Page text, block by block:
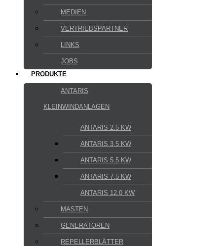
MEDIEN
VERTRIEBSPARTNER
LINKS
JOBS
PRODUKTE
ANTARIS
KLEINWINDANLAGEN
ANTARIS 2.5 KW
ANTARIS 3.5 KW
ANTARIS 5.5 KW
ANTARIS 7.5 KW
ANTARIS 12.0 KW
MASTEN
GENERATOREN
REPELLERBLÄTTER